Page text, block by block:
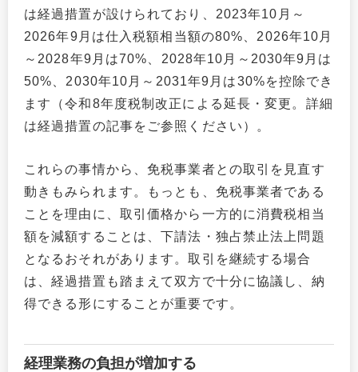
は経過措置が設けられており、2023年10月～
2026年9月は仕入税額相当額の80%、2026年10月
～2028年9月は70%、2028年10月～2030年9月は
50%、2030年10月～2031年9月は30%を控除でき
ます（令和8年度税制改正による延長・変更。詳細
は経過措置の記事をご参照ください）。
これらの事情から、免税事業者との取引を見直す
動きもみられます。もっとも、免税事業者である
ことを理由に、取引価格から一方的に消費税相当
額を減額することは、下請法・独占禁止法上問題
となるおそれがあります。取引を継続する場合
は、経過措置も踏まえて双方で十分に協議し、納
得できる形にすることが重要です。
経理業務の負担が増加する